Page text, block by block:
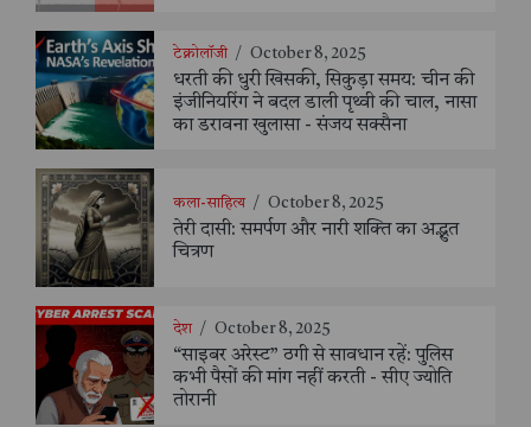
टेक्नोलॉजी / October 8, 2025
धरती की धुरी खिसकी, सिकुड़ा समय: चीन की
इंजीनियरिंग ने बदल डाली पृथ्वी की चाल, नासा
का डरावना खुलासा - संजय सक्सैना
कला-साहित्य / October 8, 2025
तेरी दासी: समर्पण और नारी शक्ति का अद्भुत
चित्रण
देश / October 8, 2025
“साइबर अरेस्ट” ठगी से सावधान रहें: पुलिस
कभी पैसों की मांग नहीं करती - सीए ज्योति
तोरानी